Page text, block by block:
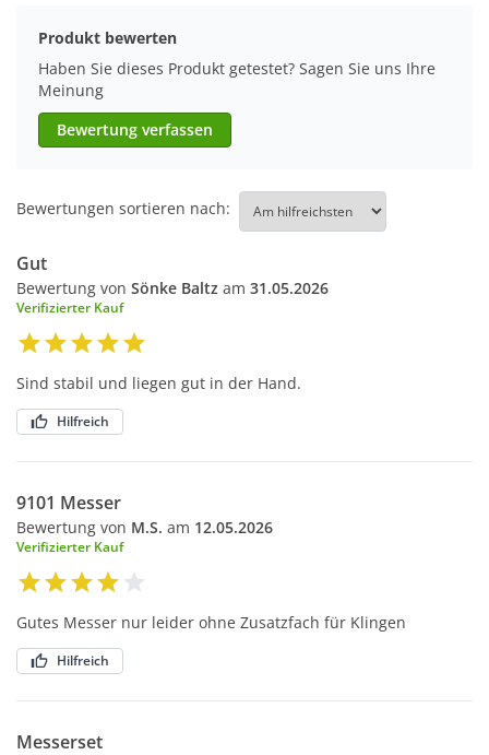
Produkt bewerten
Haben Sie dieses Produkt getestet? Sagen Sie uns Ihre
Meinung
Bewertung verfassen
Bewertungen sortieren nach:
Gut
Bewertung von Sönke Baltz am 31.05.2026
Verifizierter Kauf
Sind stabil und liegen gut in der Hand.
Hilfreich
9101 Messer
Bewertung von M.S. am 12.05.2026
Verifizierter Kauf
Gutes Messer nur leider ohne Zusatzfach für Klingen
Hilfreich
Messerset